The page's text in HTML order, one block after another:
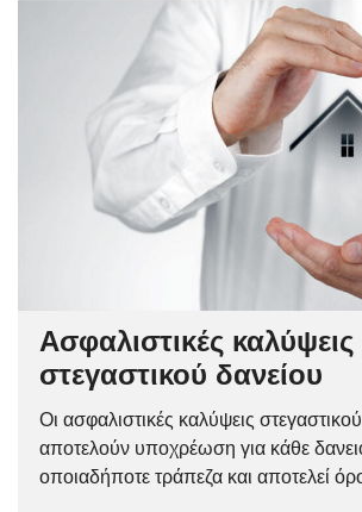
Ασφαλιστικές καλύψεις
στεγαστικού δανείου
Οι ασφαλιστικές καλύψεις
αποτελούν υποχρέωση για κάθε
οποιαδήποτε τράπεζα και αποτελεί